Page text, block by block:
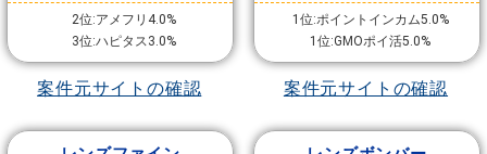
2位:アメフリ4.0%
3位:ハピタス3.0%
案件元サイトの確認
1位:ポイントインカム5.0%
1位:GMOポイ活5.0%
案件元サイトの確認